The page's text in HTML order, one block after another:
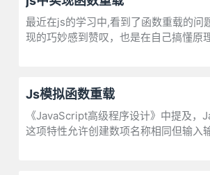
最近在js的学习中,看到了函数重载的问
现的巧妙感到赞叹，也是在自己搞懂原
Js模拟函数重载
《JavaScript高级程序设计》中提及，
这项特性允许创建数项名称相同但输入